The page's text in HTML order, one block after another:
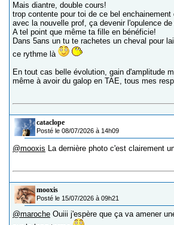
Mais diantre, double cours!
trop contente pour toi de ce bel
avec la nouvelle prof, ça devenir l'opulence
A tel point que même ta fille en bénéficie!
Dans 5ans un tu te rachetes un cheval pour
ce rythme là
En tout cas belle évolution, gain d'amplitude
même à avoir du galop en TAE, tous mes
cataclope
Posté le 08/07/2026 à 14h09
@mooxis La dernière photo c'est clairement
mooxis
Posté le 15/07/2026 à 09h21
@maroche Ouiii j'espère que ça va amener